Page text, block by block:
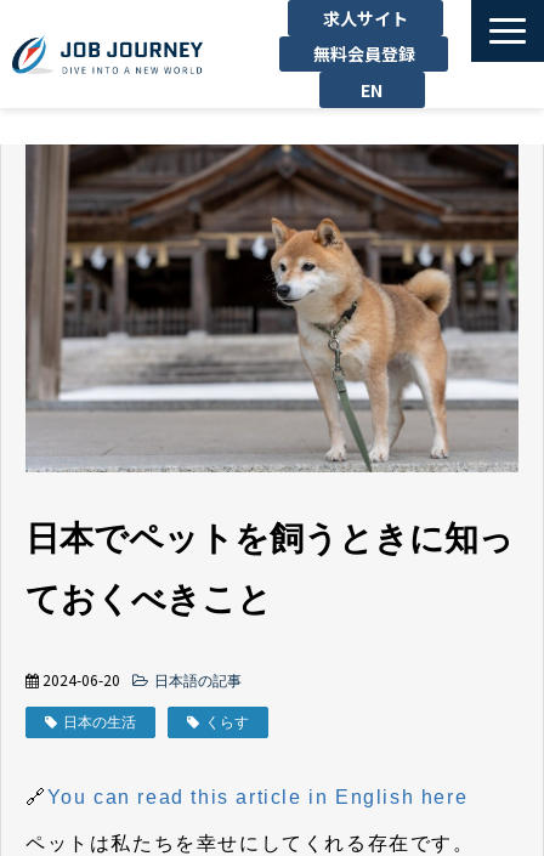
求人サイト
無料会員登録
EN
たのしむ
くらす
はたらく
勉強する
運営企業
お問い合わせ
日本でペットを飼うときに知っ
ておくべきこと
2024-06-20 日本語の記事
日本の生活 くらす
🔗You can read this article in English here
ペットは私たちを幸せにしてくれる存在です。